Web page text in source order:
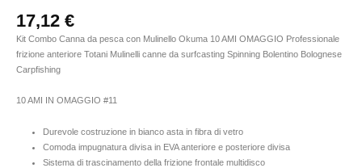
17,12 €
Kit Combo Canna da pesca con Mulinello Okuma 10 AMI OMAGGIO Professionale
frizione anteriore Totani Mulinelli canne da surfcasting Spinning Bolentino Bolognese
Carpfishing
10 AMI IN OMAGGIO #11
Durevole costruzione in bianco asta in fibra di vetro
Comoda impugnatura divisa in EVA anteriore e posteriore divisa
Sistema di trascinamento della frizione frontale multidisco